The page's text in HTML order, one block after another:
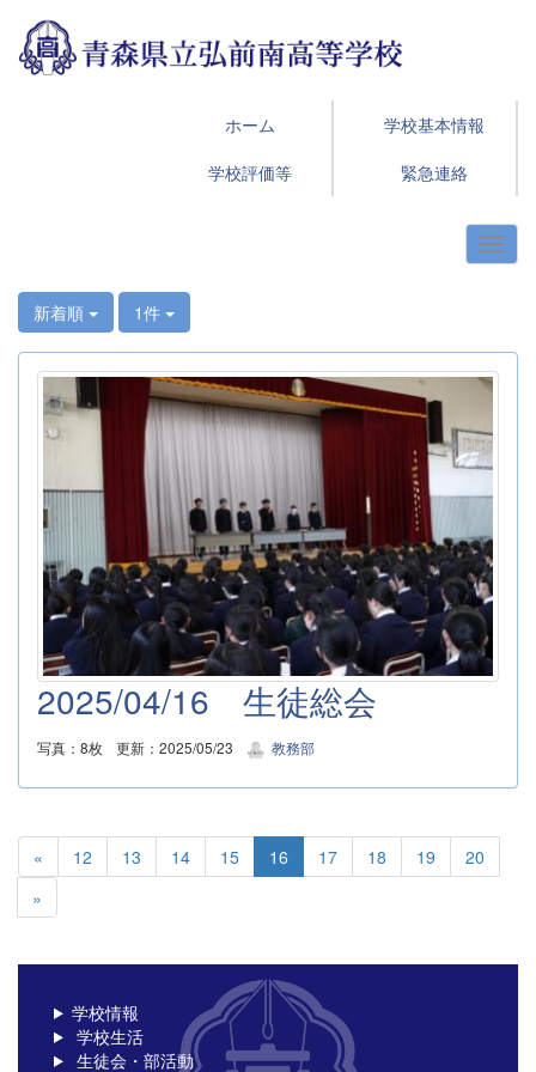
ホーム
学校基本情報
学校評価等
緊急連絡
新着順 1件
2025/04/16 生徒総会
写真：8枚 更新：2025/05/23 教務部
« 12 13 14 15 16 17 18 19
20
»
学校情報
学校生活
生徒会・部活動